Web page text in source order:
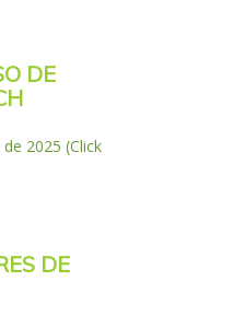
DE
2025 (Click
DE